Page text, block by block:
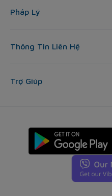
Pháp Lý
Thông Tin Liên Hệ
Trợ Giúp